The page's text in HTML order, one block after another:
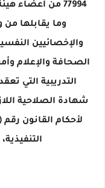
77994 من
وما يقابلها من
والإخصائيين
الصحافة والإعلام
التدريبية التي
شهادة الصلاحية
التنفيذية،